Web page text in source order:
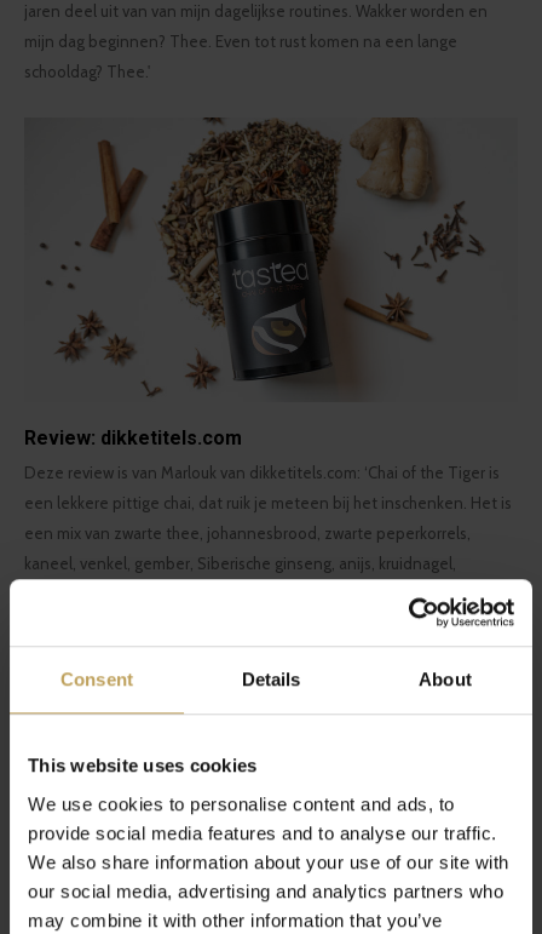
Consent Details About
This website uses cookies
We use cookies to personalise content and ads, to
provide social media features and to analyse our traffic.
We also share information about your use of our site with
our social media, advertising and analytics partners who
may combine it with other information that you’ve
jaren deel uit van van mijn dagelijkse routines. Wakker worden en
mijn dag beginnen? Thee. Even tot rust komen na een lange
schooldag? Thee.'
Review: dikketitels.com
Deze review is van Marlouk van dikketitels.com: ‘Chai of the Tiger is
een lekkere pittige chai, dat ruik je meteen bij het inschenken. Het is
een mix van zwarte thee, johannesbrood, zwarte peperkorrels,
kaneel, venkel, gember, Siberische ginseng, anijs, kruidnagel,
steranijs en kardemom. De geuren komen je letterlijk tegemoet.’